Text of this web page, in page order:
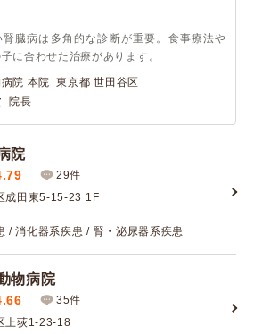
腎臓病は多角的な診断が重要。食事療法や
に合わせた治療があります。
院 本院 東京都 世田谷区
院長
院
29件
成田東5-15-23 1F
/ 消化器系疾患 / 腎・泌尿器系疾患
物病院
35件
上荻1-23-18